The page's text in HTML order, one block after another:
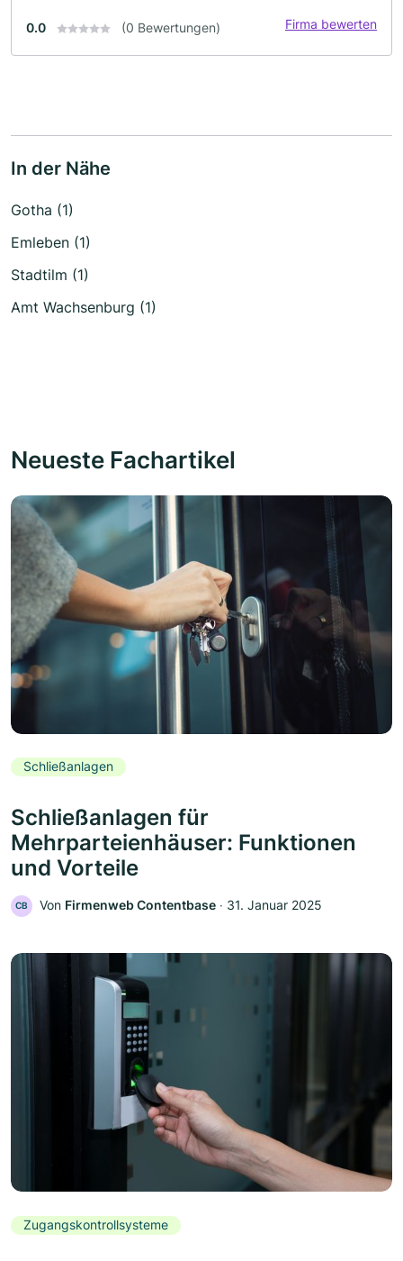
0.0 (0 Bewertungen) Firma bewerten
In der Nähe
Gotha (1)
Emleben (1)
Stadtilm (1)
Amt Wachsenburg (1)
Neueste Fachartikel
Schließanlagen
Schließanlagen für
Mehrparteienhäuser: Funktionen
und Vorteile
CB Von Firmenweb Contentbase ‧ 31. Januar 2025
Zugangskontrollsysteme